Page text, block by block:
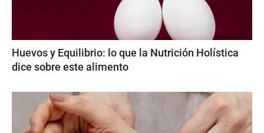
Huevos y Equilibrio: lo que la Nutrición Holística
dice sobre este alimento